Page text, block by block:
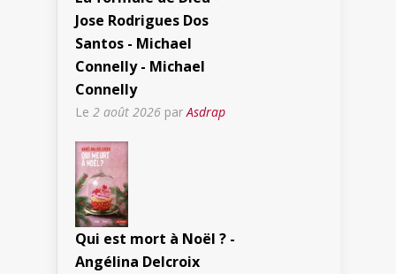
Jose Rodrigues Dos
Santos - Michael
Connelly - Michael
Connelly
Le 2 août 2026 parAsdrap
Qui est mort à Noël ? -
Angélina Delcroix